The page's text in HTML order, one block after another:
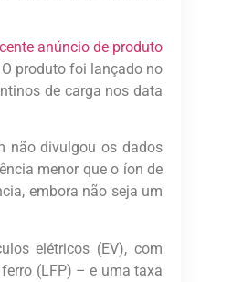
anúncio de produto
produto foi lançado no
de carga nos data
não divulgou os dados
menor que o íon de
embora não seja um
elétricos (EV), com
(LFP) – e uma taxa